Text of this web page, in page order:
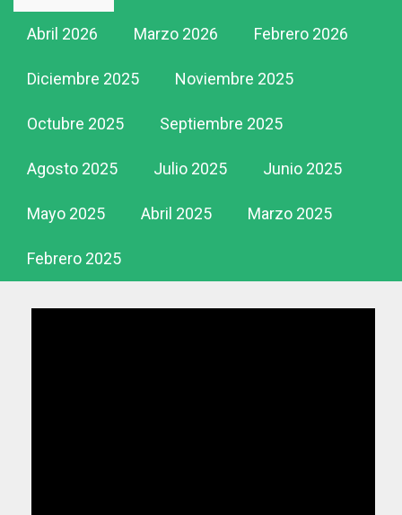
Abril 2026 Marzo 2026 Febrero 2026
Diciembre 2025 Noviembre 2025
Octubre 2025 Septiembre 2025
Agosto 2025 Julio 2025 Junio 2025
Mayo 2025 Abril 2025 Marzo 2025
Febrero 2025